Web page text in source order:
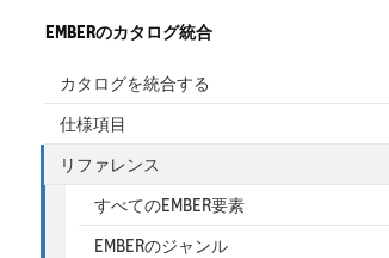
EMBERのカタログ統合
カタログを統合する
仕様項目
リファレンス
すべてのEMBER要素
EMBERのジャンル